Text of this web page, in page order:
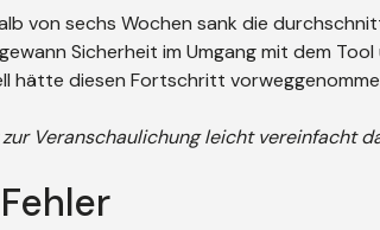
von sechs Wochen sank die
Sicherheit im Umgang mit dem
hätte diesen Fortschritt
Veranschaulichung leicht vereinfacht